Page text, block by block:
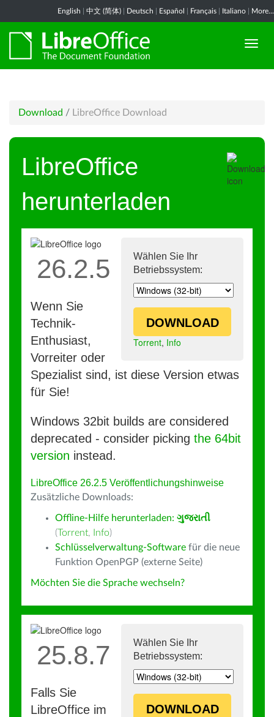
English 中文 (简体) Deutsch Español Français Italiano More...
Download / LibreOffice Download
LibreOffice
herunterladen
Wählen Sie Ihr
Betriebssystem:
DOWNLOAD
Torrent, Info
26.2.5
Wenn Sie
Technik-
Enthusiast,
Vorreiter oder
Spezialist sind, ist diese Version etwas
für Sie!
Windows 32bit builds are considered
deprecated - consider picking the 64bit
version instead.
LibreOffice 26.2.5 Veröffentlichungshinweise
Zusätzliche Downloads:
Offline-Hilfe herunterladen: ગુજરાતી
(Torrent, Info)
Schlüsselverwaltung-Software für die neue
Funktion OpenPGP (externe Seite)
Möchten Sie die Sprache wechseln?
Wählen Sie Ihr
Betriebssystem:
DOWNLOAD
25.8.7
Falls Sie
LibreOffice im